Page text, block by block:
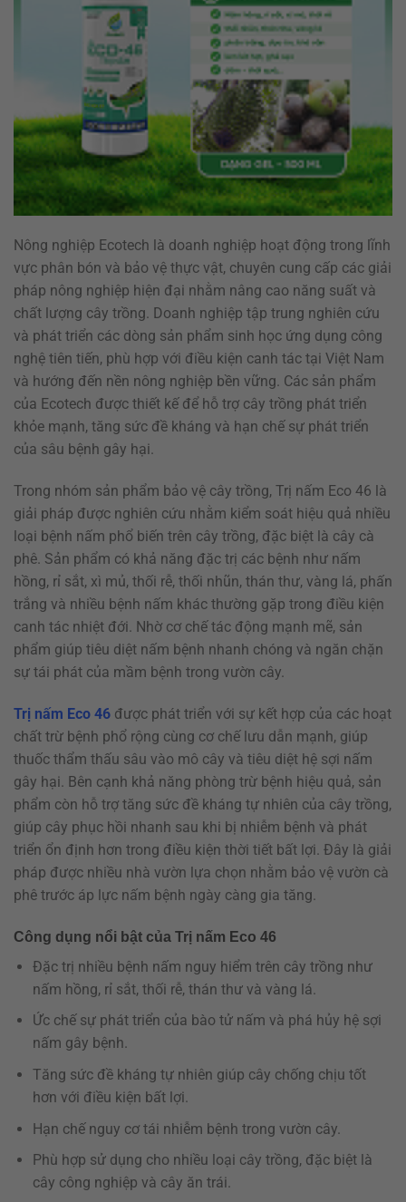
Nông nghiệp Ecotech là doanh nghiệp hoạt động trong lĩnh
vực phân bón và bảo vệ thực vật, chuyên cung cấp các giải
pháp nông nghiệp hiện đại nhằm nâng cao năng suất và
chất lượng cây trồng. Doanh nghiệp tập trung nghiên cứu
và phát triển các dòng sản phẩm sinh học ứng dụng công
nghệ tiên tiến, phù hợp với điều kiện canh tác tại Việt Nam
và hướng đến nền nông nghiệp bền vững. Các sản phẩm
của Ecotech được thiết kế để hỗ trợ cây trồng phát triển
khỏe mạnh, tăng sức đề kháng và hạn chế sự phát triển
của sâu bệnh gây hại.
Trong nhóm sản phẩm bảo vệ cây trồng, Trị nấm Eco 46 là
giải pháp được nghiên cứu nhằm kiểm soát hiệu quả nhiều
loại bệnh nấm phổ biến trên cây trồng, đặc biệt là cây cà
phê. Sản phẩm có khả năng đặc trị các bệnh như nấm
hồng, rỉ sắt, xì mủ, thối rễ, thối nhũn, thán thư, vàng lá, phấn
trắng và nhiều bệnh nấm khác thường gặp trong điều kiện
canh tác nhiệt đới. Nhờ cơ chế tác động mạnh mẽ, sản
phẩm giúp tiêu diệt nấm bệnh nhanh chóng và ngăn chặn
sự tái phát của mầm bệnh trong vườn cây.
Trị nấm Eco 46 được phát triển với sự kết hợp của các hoạt
chất trừ bệnh phổ rộng cùng cơ chế lưu dẫn mạnh, giúp
thuốc thẩm thấu sâu vào mô cây và tiêu diệt hệ sợi nấm
gây hại. Bên cạnh khả năng phòng trừ bệnh hiệu quả, sản
phẩm còn hỗ trợ tăng sức đề kháng tự nhiên của cây trồng,
giúp cây phục hồi nhanh sau khi bị nhiễm bệnh và phát
triển ổn định hơn trong điều kiện thời tiết bất lợi. Đây là giải
pháp được nhiều nhà vườn lựa chọn nhằm bảo vệ vườn cà
phê trước áp lực nấm bệnh ngày càng gia tăng.
Công dụng nổi bật của Trị nấm Eco 46
Đặc trị nhiều bệnh nấm nguy hiểm trên cây trồng như
nấm hồng, rỉ sắt, thối rễ, thán thư và vàng lá.
Ức chế sự phát triển của bào tử nấm và phá hủy hệ sợi
nấm gây bệnh.
Tăng sức đề kháng tự nhiên giúp cây chống chịu tốt
hơn với điều kiện bất lợi.
Hạn chế nguy cơ tái nhiễm bệnh trong vườn cây.
Phù hợp sử dụng cho nhiều loại cây trồng, đặc biệt là
cây công nghiệp và cây ăn trái.